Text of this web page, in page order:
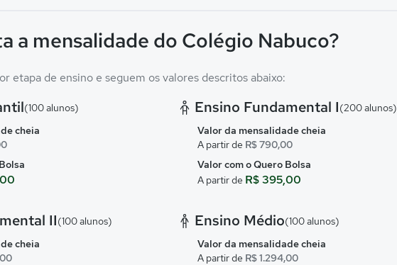
a mensalidade do Colégio Nabuco?
etapa de ensino e seguem os valores descritos abaixo:
(100 alunos)
cheia
Ensino Fundamental I(200 alunos)
Valor da mensalidade cheia
A partir de R$ 790,00
Valor com o Quero Bolsa
A partir de R$ 395,00
II(100 alunos)
cheia
Ensino Médio(100 alunos)
Valor da mensalidade cheia
A partir de R$ 1.294,00